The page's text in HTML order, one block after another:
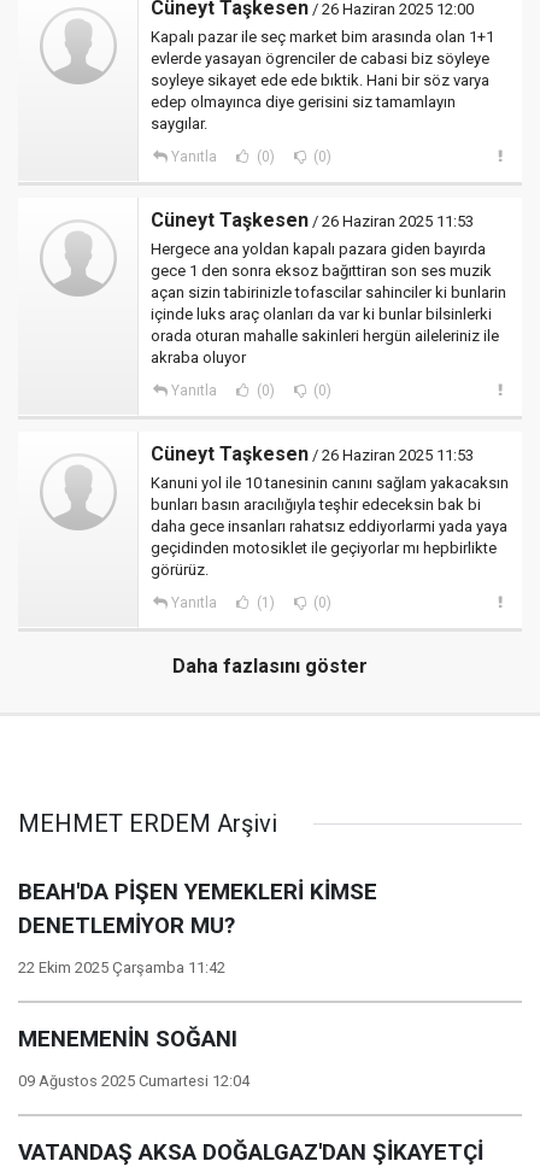
Cüneyt Taşkesen / 26 Haziran 2025 12:00
Kapalı pazar ile seç market bim arasında olan 1+1
evlerde yasayan ögrenciler de cabasi biz söyleye
soyleye sikayet ede ede bıktik. Hani bir söz varya
edep olmayınca diye gerisini siz tamamlayın
saygılar.
Yanıtla (0) (0)
Cüneyt Taşkesen / 26 Haziran 2025 11:53
Hergece ana yoldan kapalı pazara giden bayırda
gece 1 den sonra eksoz bağıttiran son ses muzik
açan sizin tabirinizle tofascilar sahinciler ki bunlarin
içinde luks araç olanları da var ki bunlar bilsinlerki
orada oturan mahalle sakinleri hergün aileleriniz ile
akraba oluyor
Yanıtla (0) (0)
Cüneyt Taşkesen / 26 Haziran 2025 11:53
Kanuni yol ile 10 tanesinin canını sağlam yakacaksın
bunları basın aracılığıyla teşhir edeceksin bak bi
daha gece insanları rahatsız eddiyorlarmi yada yaya
geçidinden motosiklet ile geçiyorlar mı hepbirlikte
görürüz.
Yanıtla (1) (0)
Daha fazlasını göster
MEHMET ERDEM Arşivi
BEAH'DA PİŞEN YEMEKLERİ KİMSE
DENETLEMİYOR MU?
22 Ekim 2025 Çarşamba 11:42
MENEMENİN SOĞANI
09 Ağustos 2025 Cumartesi 12:04
VATANDAŞ AKSA DOĞALGAZ'DAN ŞİKAYETÇİ